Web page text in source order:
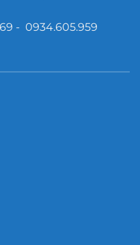
- 0934.605.959